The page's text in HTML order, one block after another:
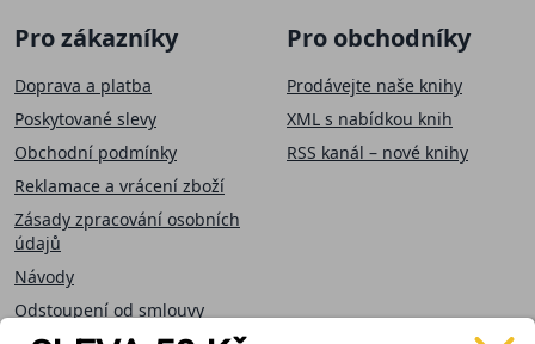
Pro zákazníky
Doprava a platba
Poskytované slevy
Obchodní podmínky
Reklamace a vrácení zboží
Zásady zpracování osobních
údajů
Návody
Odstoupení od smlouvy
Pro obchodníky
Prodávejte naše knihy
XML s nabídkou knih
RSS kanál – nové knihy